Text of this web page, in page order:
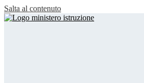
Salta al contenuto